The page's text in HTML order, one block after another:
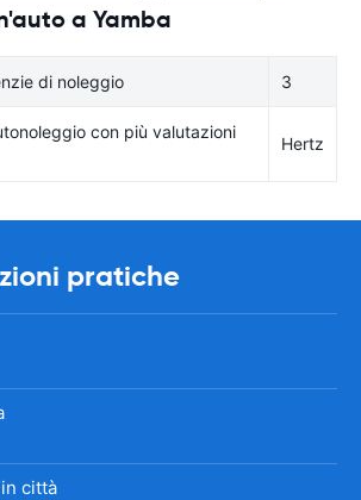
a Yamba
di noleggio 3
con più valutazioni
Hertz
pratiche
città